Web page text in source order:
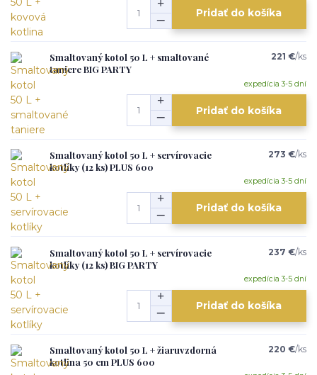
Pridať do košíka
Smaltovaný kotol 50 L + smaltované
taniere BIG PARTY
221 €/ks
expedícia 3-5 dní
Pridať do košíka
Smaltovaný kotol 50 L + servírovacie
kotlíky (12 ks) PLUS 600
273 €/ks
expedícia 3-5 dní
Pridať do košíka
Smaltovaný kotol 50 L + servírovacie
kotlíky (12 ks) BIG PARTY
237 €/ks
expedícia 3-5 dní
Pridať do košíka
Smaltovaný kotol 50 L + žiaruvzdorná
kotlina 50 cm PLUS 600
220 €/ks